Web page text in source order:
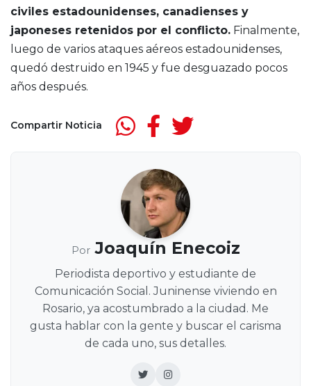
civiles estadounidenses, canadienses y
japoneses retenidos por el conflicto. Finalmente,
luego de varios ataques aéreos estadounidenses,
quedó destruido en 1945 y fue desguazado pocos
años después.
Compartir Noticia
Por Joaquín Enecoiz
Periodista deportivo y estudiante de
Comunicación Social. Juninense viviendo en
Rosario, ya acostumbrado a la ciudad. Me
gusta hablar con la gente y buscar el carisma
de cada uno, sus detalles.